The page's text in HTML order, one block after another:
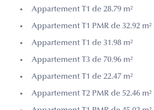
Appartement T1 de 28.79 m²
Appartement T1 PMR de 32.92 m²
Appartement T1 de 31.98 m²
Appartement T3 de 70.96 m²
Appartement T1 de 22.47 m²
Appartement T2 PMR de 52.46 m²